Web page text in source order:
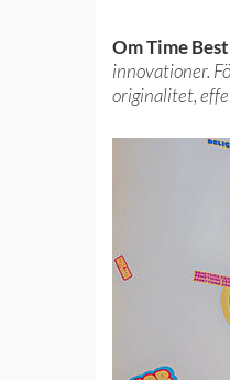
Om Time
innovationer.
originalitet,